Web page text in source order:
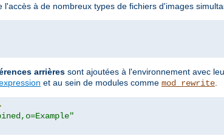
à de nombreux types de fichiers d'images
arrières sont ajoutées à l'environnement avec
et au sein de modules comme mod_rewrite